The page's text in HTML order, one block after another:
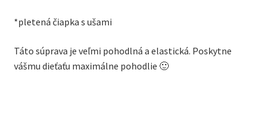
ružová
*pletená čiapka s ušami
Táto súprava je veľmi pohodlná a elastická. Poskytne
vášmu dieťaťu maximálne pohodlie 🙂